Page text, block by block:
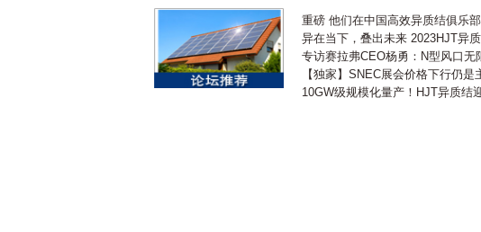
重磅 他们在中国高效异质结俱乐
异在当下，叠出未来 2023HJT异
专访赛拉弗CEO杨勇：N型风口无
【独家】SNEC展会价格下行仍
10GW级规模化量产！HJT异质结